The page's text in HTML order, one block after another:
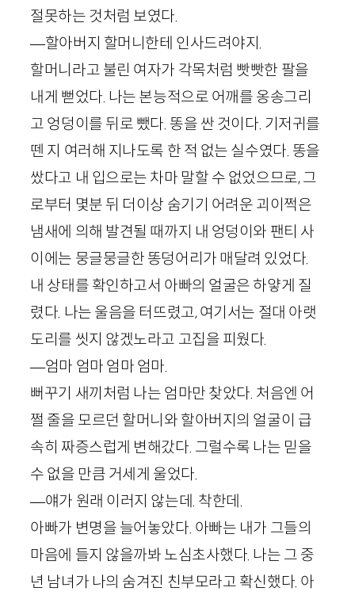
절못하는 것처럼 보였다.
—할아버지 할머니한테 인사드려야지.
할머니라고 불린 여자가 각목처럼 빳빳한 팔을
내게 뻗었다. 나는 본능적으로 어깨를 옹송그리
고 엉덩이를 뒤로 뺐다. 똥을 싼 것이다. 기저귀를
뗀 지 여러해 지나도록 한 적 없는 실수였다. 똥을
쌌다고 내 입으로는 차마 말할 수 없었으므로, 그
로부터 몇분 뒤 더이상 숨기기 어려운 괴이쩍은
냄새에 의해 발견될 때까지 내 엉덩이와 팬티 사
이에는 뭉글뭉글한 똥덩어리가 매달려 있었다.
내 상태를 확인하고서 아빠의 얼굴은 하얗게 질
렸다. 나는 울음을 터뜨렸고, 여기서는 절대 아랫
도리를 씻지 않겠노라고 고집을 피웠다.
—엄마 엄마 엄마 엄마.
뻐꾸기 새끼처럼 나는 엄마만 찾았다. 처음엔 어
쩔 줄을 모르던 할머니와 할아버지의 얼굴이 급
속히 짜증스럽게 변해갔다. 그럴수록 나는 믿을
수 없을 만큼 거세게 울었다.
—얘가 원래 이러지 않는데. 착한데.
아빠가 변명을 늘어놓았다. 아빠는 내가 그들의
마음에 들지 않을까봐 노심초사했다. 나는 그 중
년 남녀가 나의 숨겨진 친부모라고 확신했다. 아